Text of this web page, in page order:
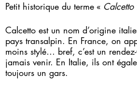
Petit historique du terme « Calcetto
Calcetto est un nom d’origine
pays transalpin. En France, on
moins stylé… bref, c’est un
jamais venir. En Italie, ils ont
toujours un gars.